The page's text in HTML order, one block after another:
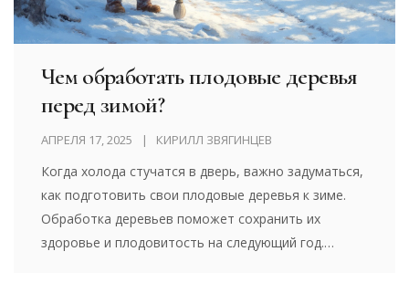
Чем обработать плодовые деревья
перед зимой?
АПРЕЛЯ 17, 2025 КИРИЛЛ ЗВЯГИНЦЕВ
Когда холода стучатся в дверь, важно задуматься,
как подготовить свои плодовые деревья к зиме.
Обработка деревьев поможет сохранить их
здоровье и плодовитость на следующий год.